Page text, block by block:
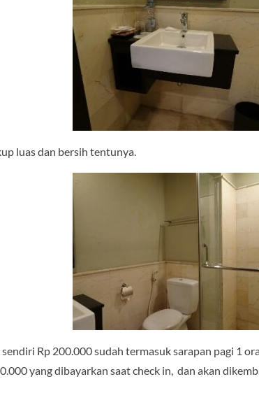
luas dan bersih tentunya.
Rp 200.000 sudah termasuk sarapan pagi 1
yang dibayarkan saat check in, dan akan